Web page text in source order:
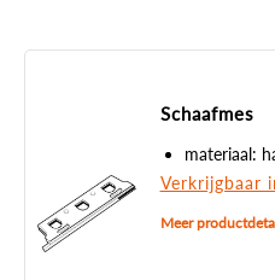
Schaafmes
materiaal:
Verkrijgbaar
Meer